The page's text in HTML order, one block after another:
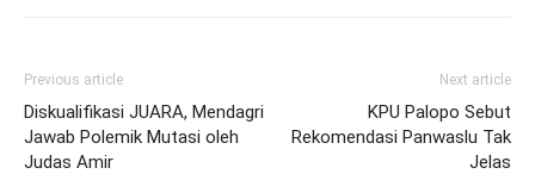
Previous article
Diskualifikasi JUARA, Mendagri
Jawab Polemik Mutasi oleh
Judas Amir
Next article
KPU Palopo Sebut
Rekomendasi Panwaslu Tak
Jelas